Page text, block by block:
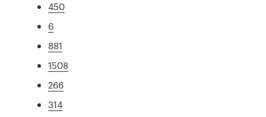
450
6
881
1508
266
314